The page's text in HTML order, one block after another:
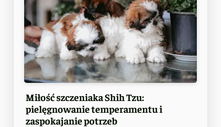
Miłość szczeniaka Shih Tzu:
pielęgnowanie temperamentu i
zaspokajanie potrzeb